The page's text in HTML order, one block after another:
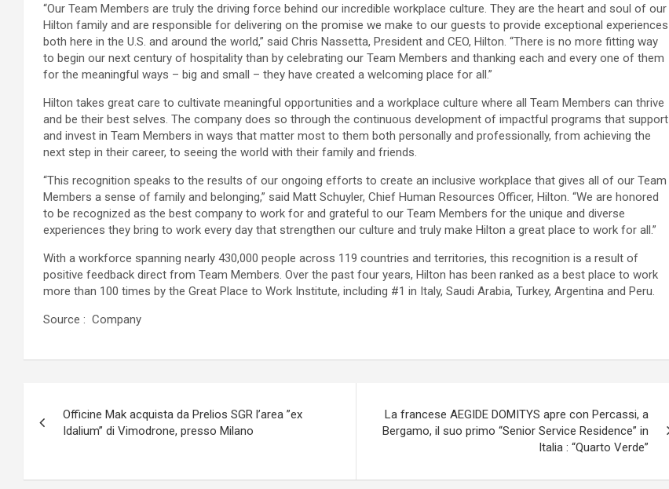
“Our Team Members are truly the driving force behind our incredible workplace culture. They are the heart and soul of our
Hilton family and are responsible for delivering on the promise we make to our guests to provide exceptional experiences
both here in the U.S. and around the world,” said Chris Nassetta, President and CEO, Hilton. “There is no more fitting way
to begin our next century of hospitality than by celebrating our Team Members and thanking each and every one of them
for the meaningful ways – big and small – they have created a welcoming place for all.”
Hilton takes great care to cultivate meaningful opportunities and a workplace culture where all Team Members can thrive
and be their best selves. The company does so through the continuous development of impactful programs that support
and invest in Team Members in ways that matter most to them both personally and professionally, from achieving the
next step in their career, to seeing the world with their family and friends.
“This recognition speaks to the results of our ongoing efforts to create an inclusive workplace that gives all of our Team
Members a sense of family and belonging,” said Matt Schuyler, Chief Human Resources Officer, Hilton. “We are honored
to be recognized as the best company to work for and grateful to our Team Members for the unique and diverse
experiences they bring to work every day that strengthen our culture and truly make Hilton a great place to work for all.”
With a workforce spanning nearly 430,000 people across 119 countries and territories, this recognition is a result of
positive feedback direct from Team Members. Over the past four years, Hilton has been ranked as a best place to work
more than 100 times by the Great Place to Work Institute, including #1 in Italy, Saudi Arabia, Turkey, Argentina and Peru.
Source : Company
articoli
Officine Mak acquista da Prelios SGR l’area ”ex
Idalium” di Vimodrone, presso Milano
La francese AEGIDE DOMITYS apre con Percassi, a
Bergamo, il suo primo “Senior Service Residence” in
Italia : “Quarto Verde”